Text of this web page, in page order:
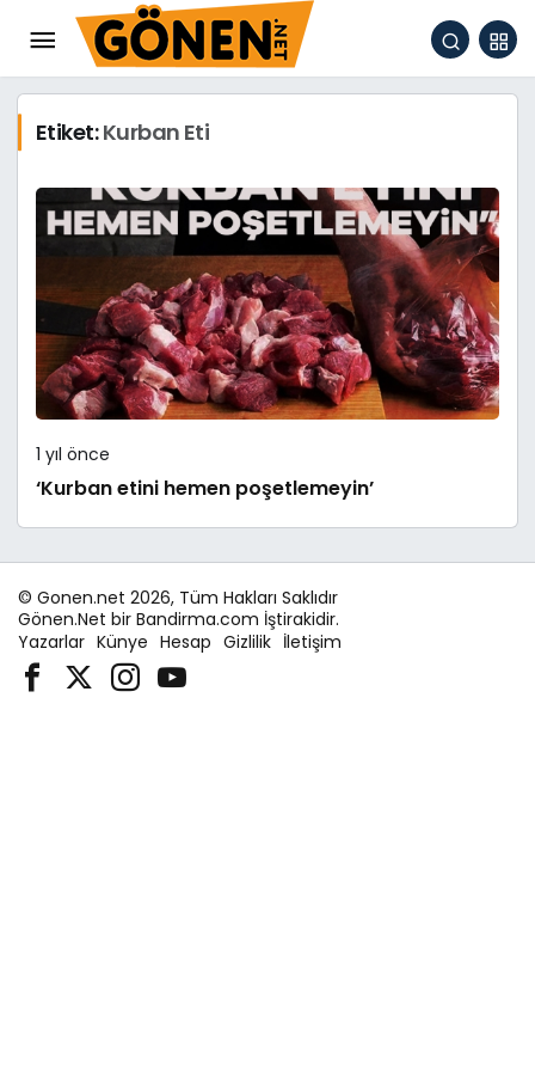
Etiket:Kurban Eti
1 yıl önce
‘Kurban etini hemen poşetlemeyin’
© Gonen.net 2026, Tüm Hakları Saklıdır
Gönen.Net bir Bandirma.com İştirakidir.
Yazarlar Künye Hesap Gizlilik İletişim